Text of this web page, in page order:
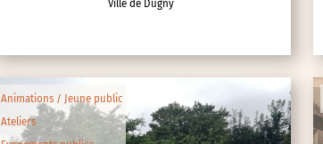
Ville de Dugny
Animations / Jeune public
Ateliers